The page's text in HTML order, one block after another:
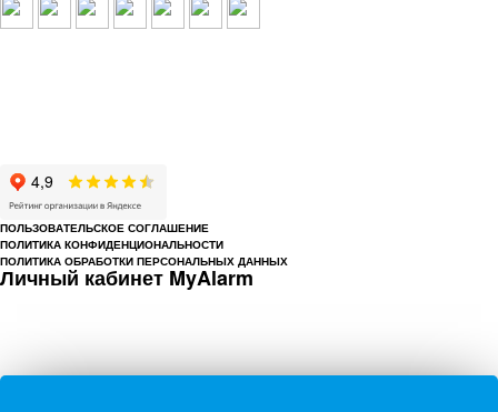
ПОЛЬЗОВАТЕЛЬСКОЕ СОГЛАШЕНИЕ
ПОЛИТИКА КОНФИДЕНЦИОНАЛЬНОСТИ
ПОЛИТИКА ОБРАБОТКИ ПЕРСОНАЛЬНЫХ ДАННЫХ
Личный кабинет MyAlarm